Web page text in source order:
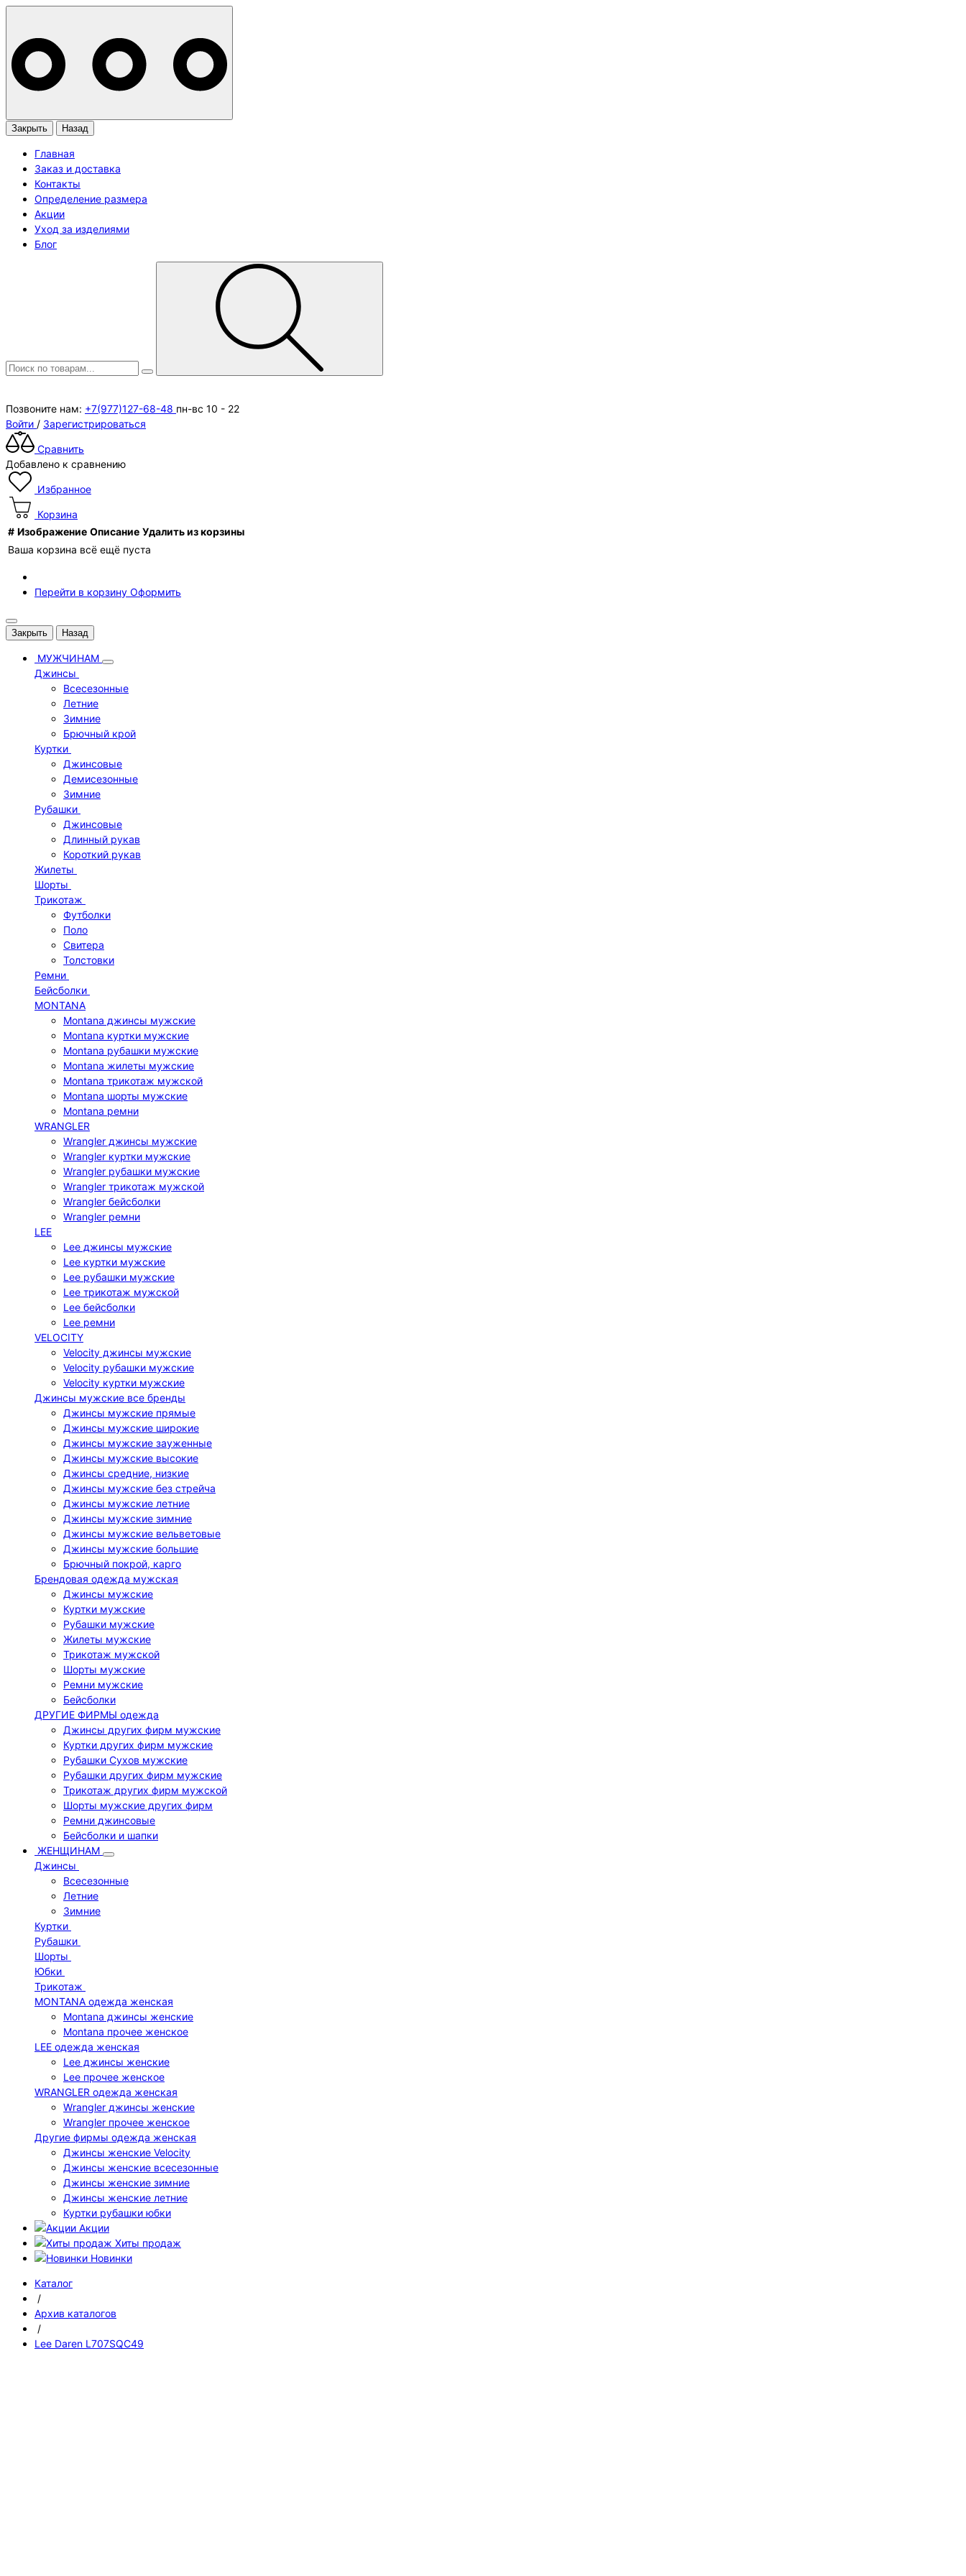
Закрыть Назад
Главная
Заказ и доставка
Контакты
Определение размера
Акции
Уход за изделиями
Блог
Позвоните нам: +7(977)127-68-48 пн-вс 10 - 22
Войти / Зарегистрироваться
Сравнить
Добавлено к сравнению
Избранное
Корзина
# Изображение Описание Удалить из корзины
Ваша корзина всё ещё пуста
Перейти в корзину Оформить
Закрыть Назад
МУЖЧИНАМ
Джинсы
Всесезонные
Летние
Зимние
Брючный крой
Куртки
Джинсовые
Демисезонные
Зимние
Рубашки
Джинсовые
Длинный рукав
Короткий рукав
Жилеты
Шорты
Трикотаж
Футболки
Поло
Свитера
Толстовки
Ремни
Бейсболки
MONTANA
Montana джинсы мужские
Montana куртки мужские
Montana рубашки мужские
Montana жилеты мужские
Montana трикотаж мужской
Montana шорты мужские
Montana ремни
WRANGLER
Wrangler джинсы мужские
Wrangler куртки мужские
Wrangler рубашки мужские
Wrangler трикотаж мужской
Wrangler бейсболки
Wrangler ремни
LEE
Lee джинсы мужские
Lee куртки мужские
Lee рубашки мужские
Lee трикотаж мужской
Lee бейсболки
Lee ремни
VELOCITY
Velocity джинсы мужские
Velocity рубашки мужские
Velocity куртки мужские
Джинсы мужские все бренды
Джинсы мужские прямые
Джинсы мужские широкие
Джинсы мужские зауженные
Джинсы мужские высокие
Джинсы средние, низкие
Джинсы мужские без стрейча
Джинсы мужские летние
Джинсы мужские зимние
Джинсы мужские вельветовые
Джинсы мужские большие
Брючный покрой, карго
Брендовая одежда мужская
Джинсы мужские
Куртки мужские
Рубашки мужские
Жилеты мужские
Трикотаж мужской
Шорты мужские
Ремни мужские
Бейсболки
ДРУГИЕ ФИРМЫ одежда
Джинсы других фирм мужские
Куртки других фирм мужские
Рубашки Сухов мужские
Рубашки других фирм мужские
Трикотаж других фирм мужской
Шорты мужские других фирм
Ремни джинсовые
Бейсболки и шапки
ЖЕНЩИНАМ
Джинсы
Всесезонные
Летние
Зимние
Куртки
Рубашки
Шорты
Юбки
Трикотаж
MONTANA одежда женская
Montana джинсы женские
Montana прочее женское
LEE одежда женская
Lee джинсы женские
Lee прочее женское
WRANGLER одежда женская
Wrangler джинсы женские
Wrangler прочее женское
Другие фирмы одежда женская
Джинсы женские Velocity
Джинсы женские всесезонные
Джинсы женские зимние
Джинсы женские летние
Куртки рубашки юбки
Акции
Хиты продаж
Новинки
Каталог
/
Архив каталогов
/
Lee Daren L707SQC49